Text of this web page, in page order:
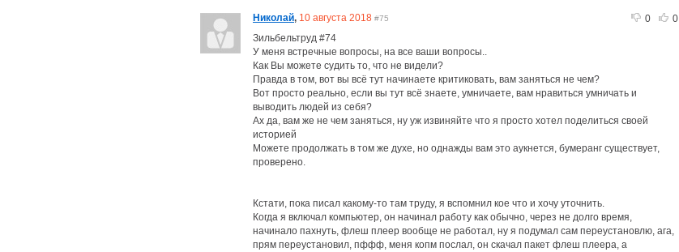
0 0
Николай, 10 августа 2018 #75
Зильбельтруд #74
У меня встречные вопросы, на все ваши вопросы..
Как Вы можете судить то, что не видели?
Правда в том, вот вы всё тут начинаете критиковать, вам заняться не чем?
Вот просто реально, если вы тут всё знаете, умничаете, вам нравиться умничать и
выводить людей из себя?
Ах да, вам же не чем заняться, ну уж извиняйте что я просто хотел поделиться своей
историей
Можете продолжать в том же духе, но однажды вам это аукнется, бумеранг существует,
проверено.
Кстати, пока писал какому-то там труду, я вспомнил кое что и хочу уточнить.
Когда я включал компьютер, он начинал работу как обычно, через не долго время,
начинало пахнуть, флеш плеер вообще не работал, ну я подумал сам переустановлю, ага,
прям переустановил, пффф, меня копм послал, он скачал пакет флеш плеера, а